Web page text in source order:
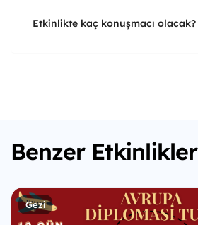
Etkinlikte kaç konuşmacı olacak?
Benzer Etkinlikler
Gezi